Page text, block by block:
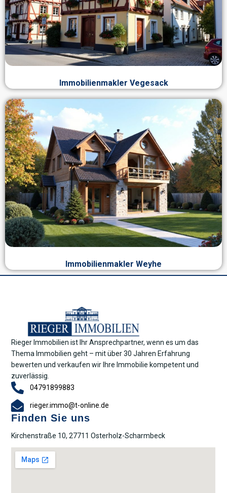
Immobilienmakler Vegesack
Immobilienmakler Weyhe
Rieger Immobilien ist Ihr Ansprechpartner, wenn es um das
Thema Immobilien geht – mit über 30 Jahren Erfahrung
bewerten und verkaufen wir Ihre Immobilie kompetent und
zuverlässig.
04791899883
rieger.immo@t-online.de
Finden Sie uns
Kirchenstraße 10, 27711 Osterholz-Scharmbeck